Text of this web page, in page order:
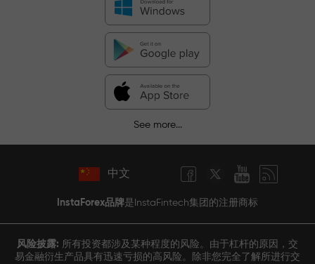
See more...
中文
InstaForex品牌是InstaFintech集团的注册商标
风险披露: 所有投资都涉及某种程度的风险。由于杠杆的原因，交
易金融衍生产品具有迅速亏损的高风险。除非您完全了解所进行交